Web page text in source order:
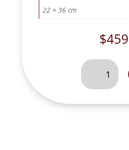
22 × 36 cm
$
DIVINO
CON
CON